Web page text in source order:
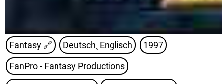
Fantasy 🔗 Deutsch¸ Englisch 1997
FanPro - Fantasy Productions